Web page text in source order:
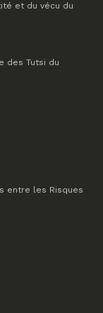
et du vécu du
des Tutsi du
entre les Risques